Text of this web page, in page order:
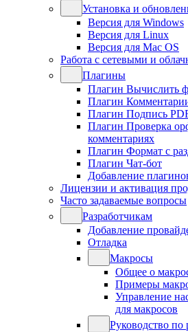
Установка и
Версия для Windows
Версия для Linux
Версия для Mac OS
Работа с сетевыми и
Плагины
Плагин Вычислить
Плагин
Плагин Подпись
Плагин Проверка
комментариях
Плагин Формат с
Плагин Чат-бот
Добавление
Лицензии и активация
Часто задаваемые вопросы
Разработчикам
Добавление
Отладка
Макросы
Общее о
Примеры
Управление
для макросов
Руководство по